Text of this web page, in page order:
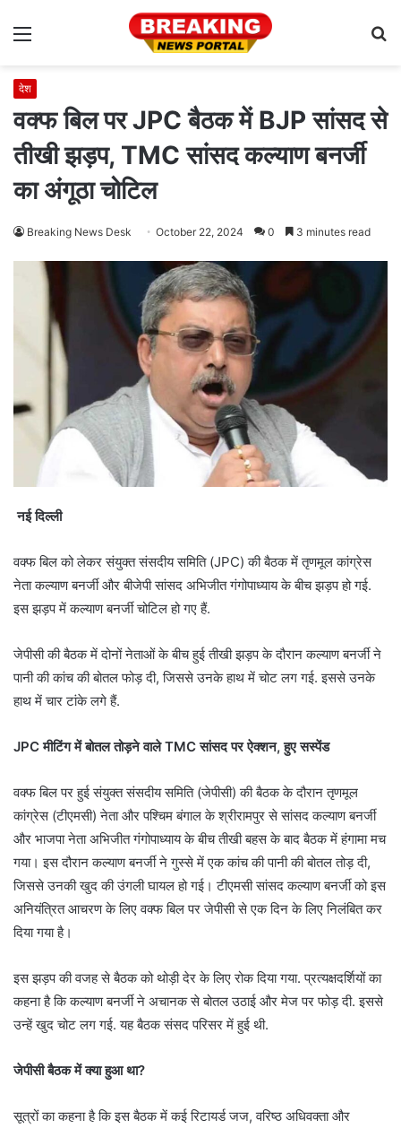
Menu
देश
वक्फ बिल पर JPC बैठक में BJP सांसद से
तीखी झड़प, TMC सांसद कल्याण बनर्जी
का अंगूठा चोटिल
Breaking News Desk October 22, 2024 0 3 minutes read
नई दिल्ली
वक्फ बिल को लेकर संयुक्त संसदीय समिति (JPC) की बैठक में तृणमूल कांग्रेस
नेता कल्याण बनर्जी और बीजेपी सांसद अभिजीत गंगोपाध्याय के बीच झड़प हो गई.
इस झड़प में कल्याण बनर्जी चोटिल हो गए हैं.
जेपीसी की बैठक में दोनों नेताओं के बीच हुई तीखी झड़प के दौरान कल्याण बनर्जी ने
पानी की कांच की बोतल फोड़ दी, जिससे उनके हाथ में चोट लग गई. इससे उनके
हाथ में चार टांके लगे हैं.
JPC मीटिंग में बोतल तोड़ने वाले TMC सांसद पर ऐक्शन, हुए सस्पेंड
वक्फ बिल पर हुई संयुक्त संसदीय समिति (जेपीसी) की बैठक के दौरान तृणमूल
कांग्रेस (टीएमसी) नेता और पश्चिम बंगाल के श्रीरामपुर से सांसद कल्याण बनर्जी
और भाजपा नेता अभिजीत गंगोपाध्याय के बीच तीखी बहस के बाद बैठक में हंगामा मच
गया। इस दौरान कल्याण बनर्जी ने गुस्से में एक कांच की पानी की बोतल तोड़ दी,
जिससे उनकी खुद की उंगली घायल हो गई। टीएमसी सांसद कल्याण बनर्जी को इस
अनियंत्रित आचरण के लिए वक्फ बिल पर जेपीसी से एक दिन के लिए निलंबित कर
दिया गया है।
इस झड़प की वजह से बैठक को थोड़ी देर के लिए रोक दिया गया. प्रत्यक्षदर्शियों का
कहना है कि कल्याण बनर्जी ने अचानक से बोतल उठाई और मेज पर फोड़ दी. इससे
उन्हें खुद चोट लग गई. यह बैठक संसद परिसर में हुई थी.
जेपीसी बैठक में क्या हुआ था?
सूत्रों का कहना है कि इस बैठक में कई रिटायर्ड जज, वरिष्ठ अधिवक्ता और